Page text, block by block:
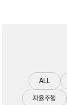
ALL
자율주행